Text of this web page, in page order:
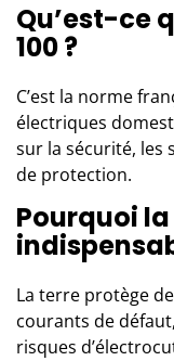
Qu’est-ce
100 ?
C’est la norme
électriques
sur la sécurité, les
de protection.
Pourquoi
La terre protège
courants de
risques